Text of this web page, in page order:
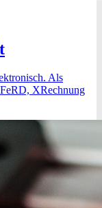
Als
XRechnung